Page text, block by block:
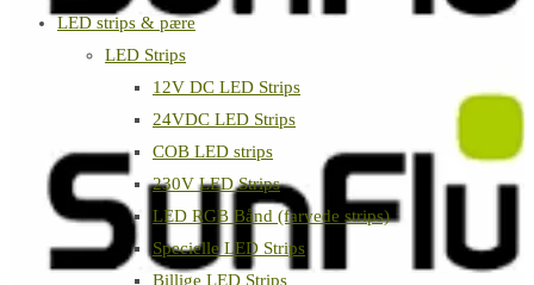
LED strips & pære
LED Strips
12V DC LED Strips
24VDC LED Strips
COB LED strips
230V LED Strips
LED RGB Bånd (farvede strips)
Specielle LED Strips
Billige LED Strips